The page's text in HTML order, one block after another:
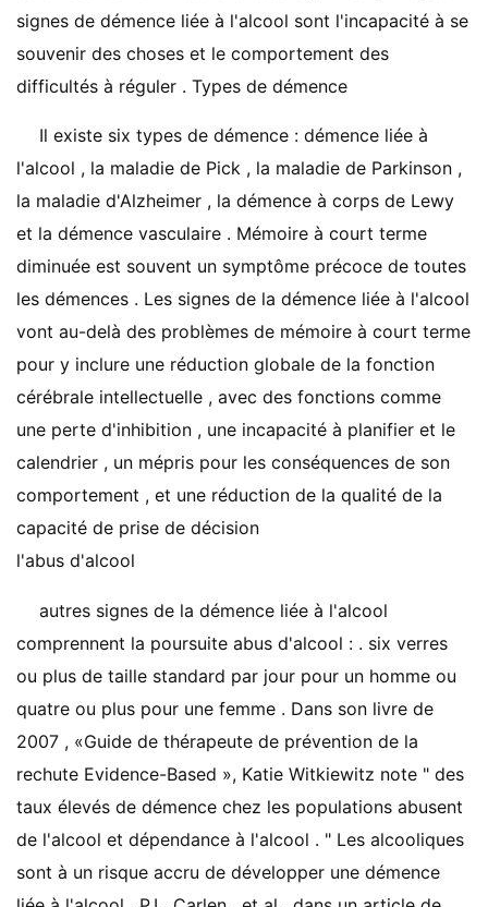
signes de démence liée à l'alcool sont l'incapacité à se
souvenir des choses et le comportement des
difficultés à réguler . Types de démence
Il existe six types de démence : démence liée à
l'alcool , la maladie de Pick , la maladie de Parkinson ,
la maladie d'Alzheimer , la démence à corps de Lewy
et la démence vasculaire . Mémoire à court terme
diminuée est souvent un symptôme précoce de toutes
les démences . Les signes de la démence liée à l'alcool
vont au-delà des problèmes de mémoire à court terme
pour y inclure une réduction globale de la fonction
cérébrale intellectuelle , avec des fonctions comme
une perte d'inhibition , une incapacité à planifier et le
calendrier , un mépris pour les conséquences de son
comportement , et une réduction de la qualité de la
capacité de prise de décision
l'abus d'alcool
autres signes de la démence liée à l'alcool
comprennent la poursuite abus d'alcool : . six verres
ou plus de taille standard par jour pour un homme ou
quatre ou plus pour une femme . Dans son livre de
2007 , «Guide de thérapeute de prévention de la
rechute Evidence-Based », Katie Witkiewitz note " des
taux élevés de démence chez les populations abusent
de l'alcool et dépendance à l'alcool . " Les alcooliques
sont à un risque accru de développer une démence